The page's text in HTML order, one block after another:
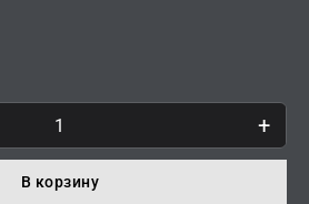
+
В корзину